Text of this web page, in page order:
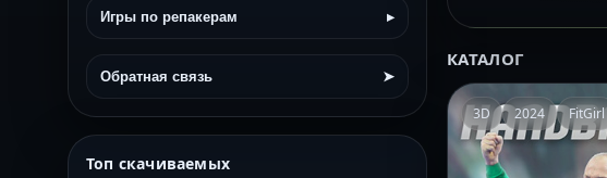
Игры по репакерам ▸
Обратная связь ➤
Топ скачиваемых
КАТАЛОГ
3D 2024 FitGirl